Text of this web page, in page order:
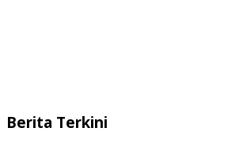
Berita Terkini